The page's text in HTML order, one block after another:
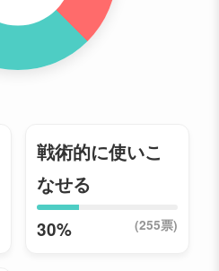
戦術的に使いこ
なせる
30% (255票)